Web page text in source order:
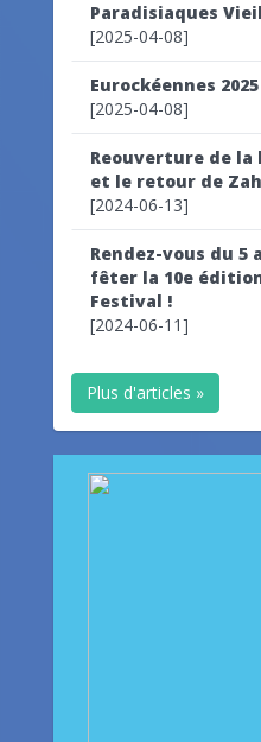
Paradisiaques
[2025-04-08]
Eurockéennes
[2025-04-08]
Reouverture de
et le retour de
[2024-06-13]
Rendez-vous du
fêter la 10e
Festival !
[2024-06-11]
Plus d'articles »